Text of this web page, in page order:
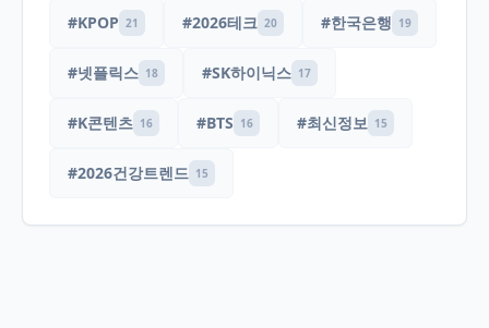
#KPOP 21 #2026테크 20 #한국은행 19
#넷플릭스 18 #SK하이닉스 17
#K콘텐츠 16 #BTS 16 #최신정보 15
#2026건강트렌드 15